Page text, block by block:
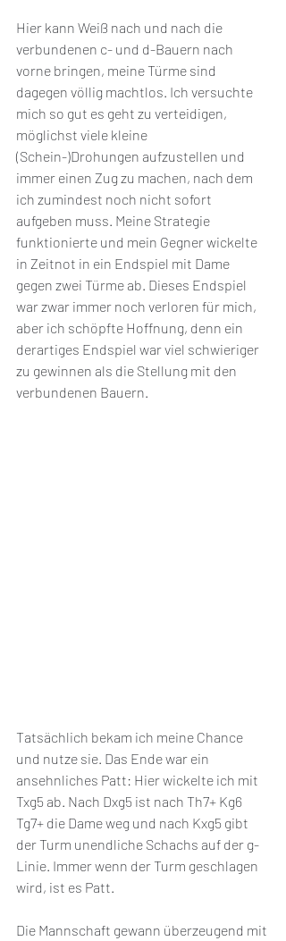
Hier kann Weiß nach und nach die
verbundenen c- und d-Bauern nach
vorne bringen, meine Türme sind
dagegen völlig machtlos. Ich versuchte
mich so gut es geht zu verteidigen,
möglichst viele kleine
(Schein-)Drohungen aufzustellen und
immer einen Zug zu machen, nach dem
ich zumindest noch nicht sofort
aufgeben muss. Meine Strategie
funktionierte und mein Gegner wickelte
in Zeitnot in ein Endspiel mit Dame
gegen zwei Türme ab. Dieses Endspiel
war zwar immer noch verloren für mich,
aber ich schöpfte Hoffnung, denn ein
derartiges Endspiel war viel schwieriger
zu gewinnen als die Stellung mit den
verbundenen Bauern.
Tatsächlich bekam ich meine Chance
und nutze sie. Das Ende war ein
ansehnliches Patt: Hier wickelte ich mit
Txg5 ab. Nach Dxg5 ist nach Th7+ Kg6
Tg7+ die Dame weg und nach Kxg5 gibt
der Turm unendliche Schachs auf der g-
Linie. Immer wenn der Turm geschlagen
wird, ist es Patt.
Die Mannschaft gewann überzeugend mit